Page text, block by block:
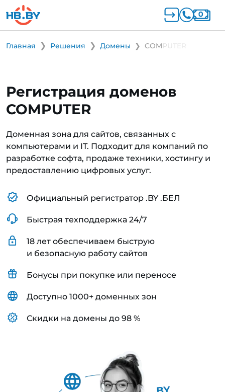
Главная Решения Домены COMPUTER
Регистрация доменов
COMPUTER
Доменная зона для сайтов, связанных с
компьютерами и IT. Подходит для компаний по
разработке софта, продаже техники, хостингу и
предоставлению цифровых услуг.
Официальный регистратор .BY .БЕЛ
Быстрая техподдержка 24/7
18 лет обеспечиваем быструю
и безопасную работу сайтов
Бонусы при покупке или переносе
Доступно 1000+ доменных зон
Скидки на домены до 98 %